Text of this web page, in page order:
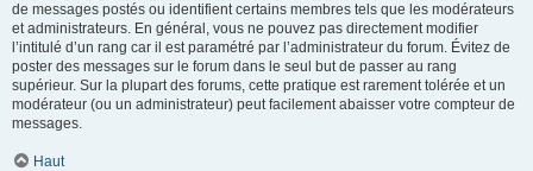
de messages postés ou identifient certains membres tels que les modérateurs
et administrateurs. En général, vous ne pouvez pas directement modifier
l’intitulé d’un rang car il est paramétré par l’administrateur du forum. Évitez de
poster des messages sur le forum dans le seul but de passer au rang
supérieur. Sur la plupart des forums, cette pratique est rarement tolérée et un
modérateur (ou un administrateur) peut facilement abaisser votre compteur de
messages.
Haut